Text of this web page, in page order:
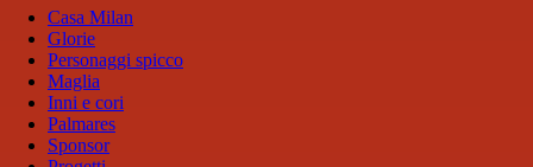
Casa Milan
Glorie
Personaggi spicco
Maglia
Inni e cori
Palmares
Sponsor